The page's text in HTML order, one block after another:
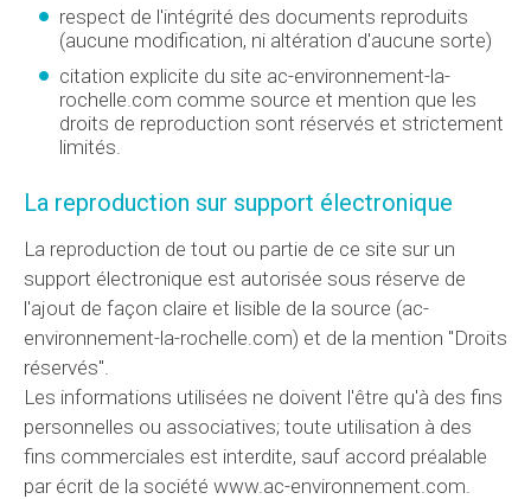
respect de l'intégrité des documents reproduits
(aucune modification, ni altération d'aucune sorte)
citation explicite du site ac-environnement-la-
rochelle.com comme source et mention que les
droits de reproduction sont réservés et strictement
limités.
La reproduction sur support électronique
La reproduction de tout ou partie de ce site sur un
support électronique est autorisée sous réserve de
l'ajout de façon claire et lisible de la source (ac-
environnement-la-rochelle.com) et de la mention "Droits
réservés".
Les informations utilisées ne doivent l'être qu'à des fins
personnelles ou associatives; toute utilisation à des
fins commerciales est interdite, sauf accord préalable
par écrit de la société www.ac-environnement.com.